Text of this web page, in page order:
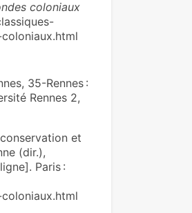
coloniaux
35-Rennes :
Rennes 2,
et
(dir.),
Paris :